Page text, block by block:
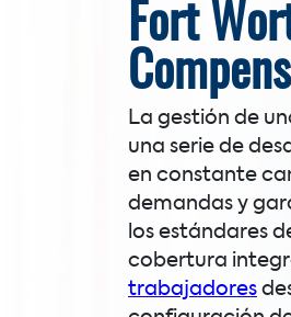
Fort
La gestión de
una serie de
en constante
demandas y
los estándares
cobertura
trabajadores